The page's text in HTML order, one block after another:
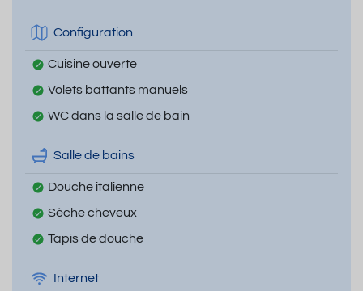
Configuration
Cuisine ouverte
Volets battants manuels
WC dans la salle de bain
Salle de bains
Douche italienne
Sèche cheveux
Tapis de douche
Internet